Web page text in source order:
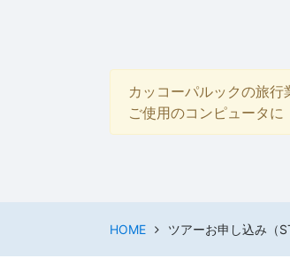
カッコーパルックの旅
ご使用のコンピュータ
HOME ツアーお申し込み（